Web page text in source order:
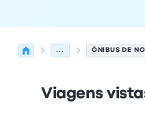
... ÔNIBUS DE
Viagens